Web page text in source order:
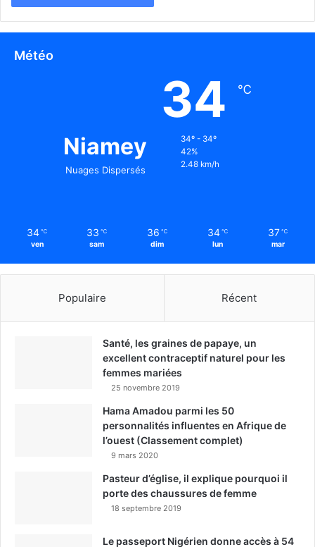
Météo
Niamey
Nuages Dispersés
34 ℃
34º - 34º
42%
2.48 km/h
34 ℃
ven
33 ℃
sam
36 ℃
dim
34 ℃
lun
37 ℃
mar
Populaire Récent
Santé, les graines de papaye, un
excellent contraceptif naturel pour les
femmes mariées
25 novembre 2019
Hama Amadou parmi les 50
personnalités influentes en Afrique de
l’ouest (Classement complet)
9 mars 2020
Pasteur d’église, il explique pourquoi il
porte des chaussures de femme
18 septembre 2019
Le passeport Nigérien donne accès à 54